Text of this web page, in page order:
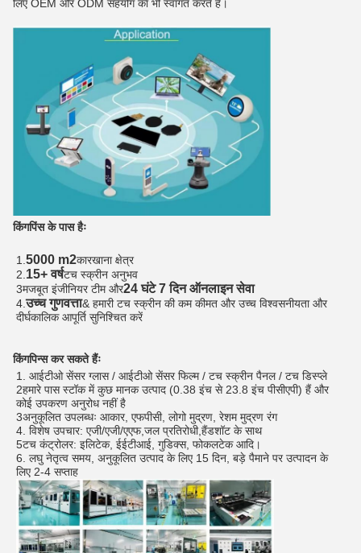
लिए OEM और ODM सहयोग का भी स्वागत करते हैं।
किंगपिंस के पास हैः
1.5000 m2कारखाना क्षेत्र
2.15+ वर्षटच स्क्रीन अनुभव
3मजबूत इंजीनियर टीम और24 घंटे 7 दिन ऑनलाइन सेवा
4.उच्च गुणवत्ता& हमारी टच स्क्रीन की कम कीमत और उच्च विश्वसनीयता और
दीर्घकालिक आपूर्ति सुनिश्चित करें
किंगपिन्स कर सकते हैंः
1. आईटीओ सेंसर ग्लास / आईटीओ सेंसर फिल्म / टच स्क्रीन पैनल / टच डिस्प्ले
2हमारे पास स्टॉक में कुछ मानक उत्पाद (0.38 इंच से 23.8 इंच पीसीएपी) हैं और
कोई उपकरण अनुरोध नहीं है
3अनुकूलित उपलब्धः आकार, एफपीसी, लोगो मुद्रण, रेशम मुद्रण रंग
4. विशेष उपचार: एजी/एजी/एएफ,जल प्रतिरोधी,हैंडशॉट के साथ
5टच कंट्रोलर: इलिटेक, ईईटीआई, गुडिक्स, फोकलटेक आदि।
6. लघु नेतृत्व समय, अनुकूलित उत्पाद के लिए 15 दिन, बड़े पैमाने पर उत्पादन के
लिए 2-4 सप्ताह